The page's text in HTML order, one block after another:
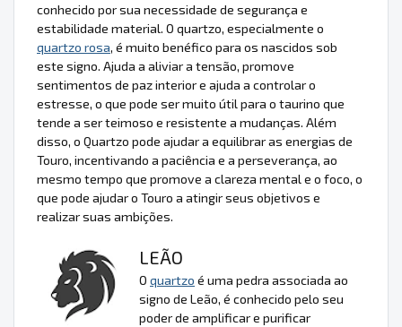
conhecido por sua necessidade de segurança e
estabilidade material. O quartzo, especialmente o
quartzo rosa, é muito benéfico para os nascidos sob
este signo. Ajuda a aliviar a tensão, promove
sentimentos de paz interior e ajuda a controlar o
estresse, o que pode ser muito útil para o taurino que
tende a ser teimoso e resistente a mudanças. Além
disso, o Quartzo pode ajudar a equilibrar as energias de
Touro, incentivando a paciência e a perseverança, ao
mesmo tempo que promove a clareza mental e o foco, o
que pode ajudar o Touro a atingir seus objetivos e
realizar suas ambições.
LEÃO
O quartzo é uma pedra associada ao
signo de Leão, é conhecido pelo seu
poder de amplificar e purificar